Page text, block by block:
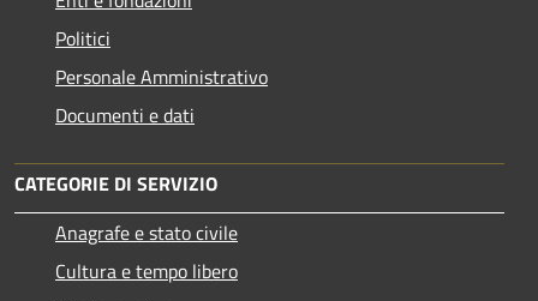
Politici
Personale Amministrativo
Documenti e dati
CATEGORIE DI SERVIZIO
Anagrafe e stato civile
Cultura e tempo libero